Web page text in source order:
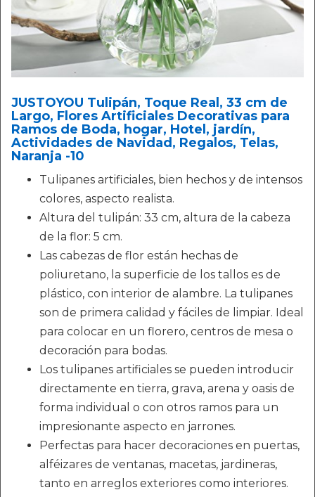
JUSTOYOU Tulipán, Toque Real, 33 cm de
Largo, Flores Artificiales Decorativas para
Ramos de Boda, hogar, Hotel, jardín,
Actividades de Navidad, Regalos, Telas,
Naranja -10
Tulipanes artificiales, bien hechos y de intensos
colores, aspecto realista.
Altura del tulipán: 33 cm, altura de la cabeza
de la flor: 5 cm.
Las cabezas de flor están hechas de
poliuretano, la superficie de los tallos es de
plástico, con interior de alambre. La tulipanes
son de primera calidad y fáciles de limpiar. Ideal
para colocar en un florero, centros de mesa o
decoración para bodas.
Los tulipanes artificiales se pueden introducir
directamente en tierra, grava, arena y oasis de
forma individual o con otros ramos para un
impresionante aspecto en jarrones.
Perfectas para hacer decoraciones en puertas,
alféizares de ventanas, macetas, jardineras,
tanto en arreglos exteriores como interiores.